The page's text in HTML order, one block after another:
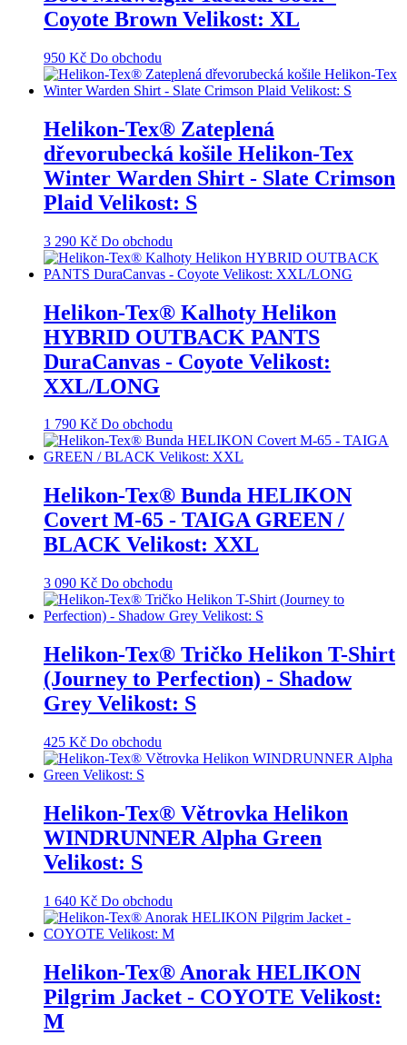
Coyote Brown Velikost: XL
950 Kč Do obchodu
Helikon-Tex® Zateplená
dřevorubecká košile Helikon-Tex
Winter Warden Shirt - Slate Crimson
Plaid Velikost: S
3 290 Kč Do obchodu
Helikon-Tex® Kalhoty Helikon
HYBRID OUTBACK PANTS
DuraCanvas - Coyote Velikost:
XXL/LONG
1 790 Kč Do obchodu
Helikon-Tex® Bunda HELIKON
Covert M-65 - TAIGA GREEN /
BLACK Velikost: XXL
3 090 Kč Do obchodu
Helikon-Tex® Tričko Helikon T-Shirt
(Journey to Perfection) - Shadow
Grey Velikost: S
425 Kč Do obchodu
Helikon-Tex® Větrovka Helikon
WINDRUNNER Alpha Green
Velikost: S
1 640 Kč Do obchodu
Helikon-Tex® Anorak HELIKON
Pilgrim Jacket - COYOTE Velikost:
M